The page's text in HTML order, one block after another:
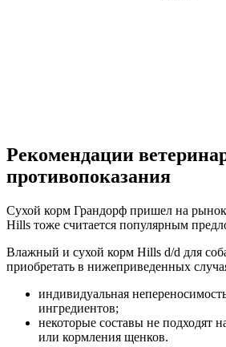
Рекомендации
противопоказания
Сухой корм Грандорф пришел на рынок
Hills тоже считается популярным
Влажный и сухой корм Hills d/d для
приобретать в нижеприведенных
индивидуальная
ингредиентов;
некоторые составы не подходят
или кормления щенков.